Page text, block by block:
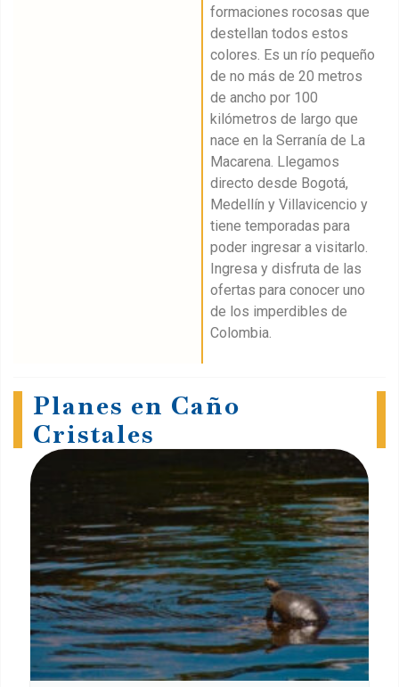
formaciones rocosas que
destellan todos estos
colores. Es un río pequeño
de no más de 20 metros
de ancho por 100
kilómetros de largo que
nace en la Serranía de La
Macarena. Llegamos
directo desde Bogotá,
Medellín y Villavicencio y
tiene temporadas para
poder ingresar a visitarlo.
Ingresa y disfruta de las
ofertas para conocer uno
de los imperdibles de
Colombia.
Planes en Caño
Cristales